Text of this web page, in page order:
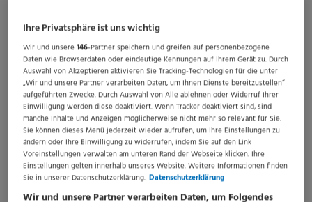
Wir suchen für unser Institut und Praxis für Pathologie
zum nächstmöglichen Zeitpunkt einen
Facharzt (m/w/d) Pathologie
Die Pathologie Lüneburg gliedert sich in das Institut
für Pathologie am Städtischen Klinikum und die Praxis
Ihre Privatsphäre ist uns wichtig
Wir und unsere146-Partner speichern und greifen auf personenbezogene
Daten wie Browserdaten oder eindeutige Kennungen auf Ihrem Gerät zu. Durch
Auswahl von Akzeptieren aktivieren Sie Tracking-Technologien für die unter
„Wir und unsere Partner verarbeiten Daten, um Ihnen Dienste bereitzustellen“
aufgeführten Zwecke. Durch Auswahl von Alle ablehnen oder Widerruf Ihrer
Einwilligung werden diese deaktiviert. Wenn Tracker deaktiviert sind, sind
manche Inhalte und Anzeigen möglicherweise nicht mehr so relevant für Sie.
Sie können dieses Menü jederzeit wieder aufrufen, um Ihre Einstellungen zu
ändern oder Ihre Einwilligung zu widerrufen, indem Sie auf den Link
Voreinstellungen verwalten am unteren Rand der Webseite klicken. Ihre
Einstellungen gelten innerhalb unseres Website. Weitere Informationen finden
Sie in unserer Datenschutzerklärung. Datenschutzerklärung
Wir und unsere Partner verarbeiten Daten, um Folgendes